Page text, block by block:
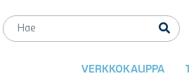
VERKKOKAUPPA